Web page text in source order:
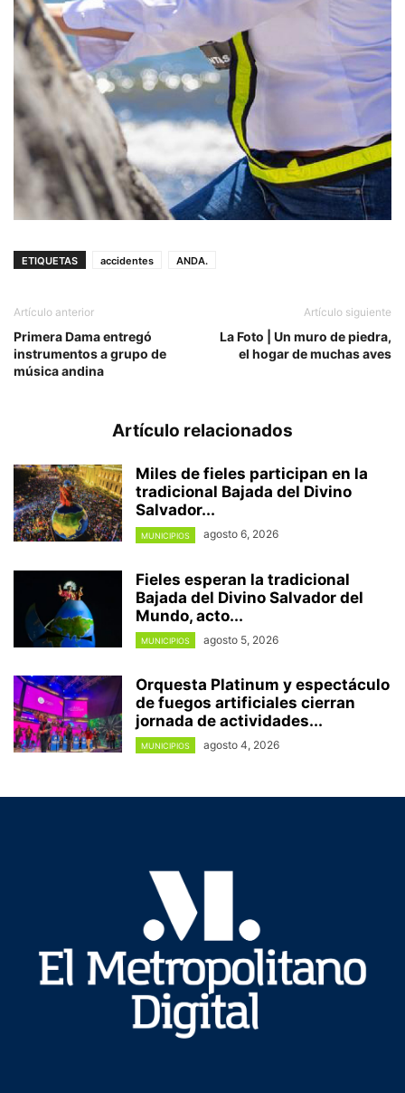
ETIQUETAS accidentes ANDA.
Artículo anterior
Primera Dama entregó
instrumentos a grupo de
música andina
Artículo siguiente
La Foto | Un muro de piedra,
el hogar de muchas aves
Artículo relacionados
Miles de fieles participan en la
tradicional Bajada del Divino
Salvador...
MUNICIPIOS agosto 6, 2026
Fieles esperan la tradicional
Bajada del Divino Salvador del
Mundo, acto...
MUNICIPIOS agosto 5, 2026
Orquesta Platinum y espectáculo
de fuegos artificiales cierran
jornada de actividades...
MUNICIPIOS agosto 4, 2026